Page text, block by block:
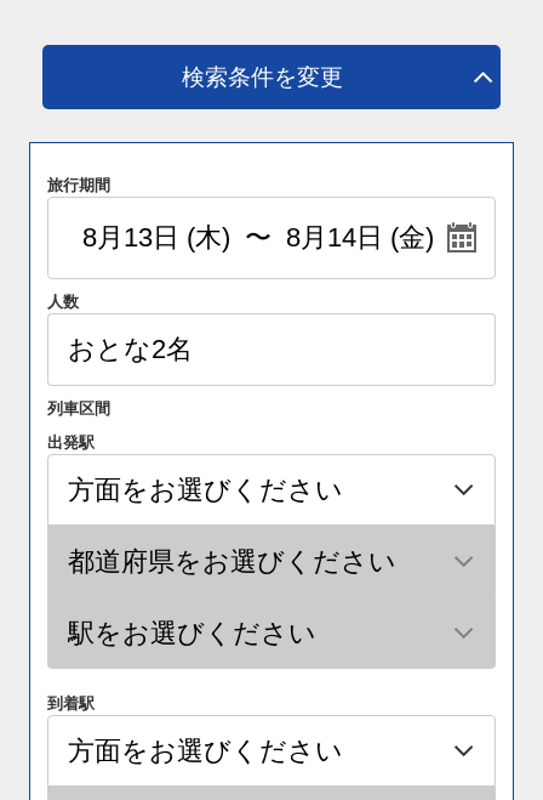
検索条件を変更
旅行期間
人数
列車区間
出発駅
到着駅